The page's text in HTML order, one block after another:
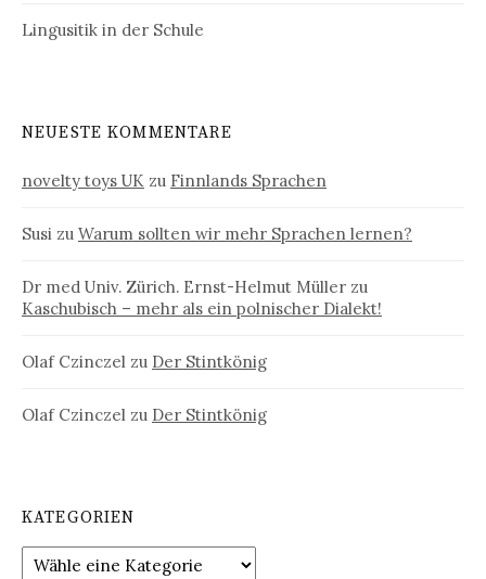
Lingusitik in der Schule
NEUESTE KOMMENTARE
novelty toys UK zu Finnlands Sprachen
Susi zu Warum sollten wir mehr Sprachen lernen?
Dr med Univ. Zürich. Ernst-Helmut Müller zu
Kaschubisch – mehr als ein polnischer Dialekt!
Olaf Czinczel zu Der Stintkönig
Olaf Czinczel zu Der Stintkönig
KATEGORIEN